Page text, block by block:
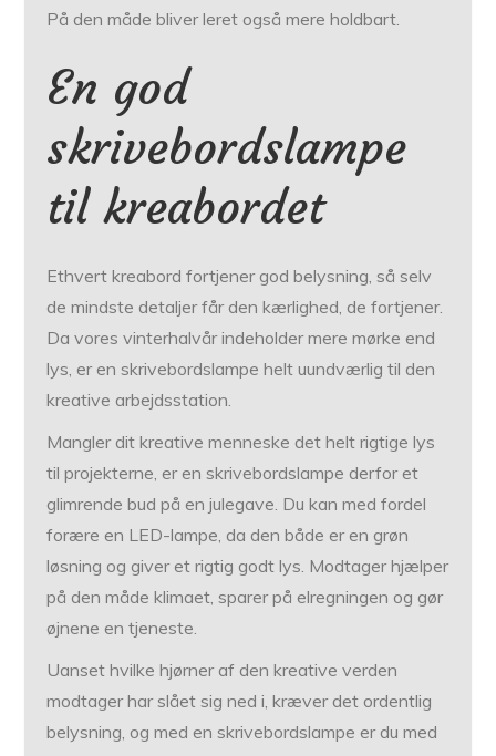
På den måde bliver leret også mere holdbart.
En god
skrivebordslampe
til kreabordet
Ethvert kreabord fortjener god belysning, så selv
de mindste detaljer får den kærlighed, de fortjener.
Da vores vinterhalvår indeholder mere mørke end
lys, er en skrivebordslampe helt uundværlig til den
kreative arbejdsstation.
Mangler dit kreative menneske det helt rigtige lys
til projekterne, er en skrivebordslampe derfor et
glimrende bud på en julegave. Du kan med fordel
forære en LED-lampe, da den både er en grøn
løsning og giver et rigtig godt lys. Modtager hjælper
på den måde klimaet, sparer på elregningen og gør
øjnene en tjeneste.
Uanset hvilke hjørner af den kreative verden
modtager har slået sig ned i, kræver det ordentlig
belysning, og med en skrivebordslampe er du med